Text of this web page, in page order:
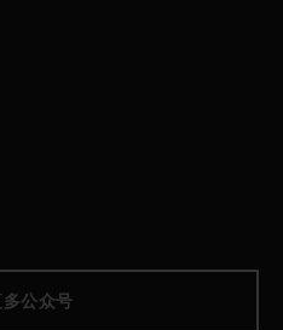
公众号